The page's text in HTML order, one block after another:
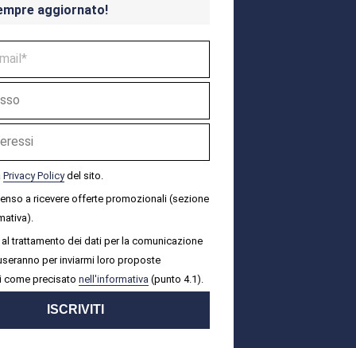
aggiornato!
Privacy Policydel sito.
a ricevere offerte promozionali (sezione
trattamento dei dati per la comunicazione
per inviarmi loro proposte
come precisato nell'informativa (punto 4.1).
ISCRIVITI